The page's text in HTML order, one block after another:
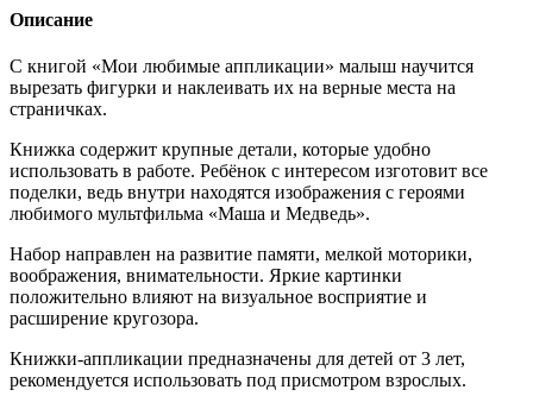
Описание
С книгой «Мои любимые аппликации» малыш научится
вырезать фигурки и наклеивать их на верные места на
страничках.
Книжка содержит крупные детали, которые удобно
использовать в работе. Ребёнок с интересом изготовит все
поделки, ведь внутри находятся изображения с героями
любимого мультфильма «Маша и Медведь».
Набор направлен на развитие памяти, мелкой моторики,
воображения, внимательности. Яркие картинки
положительно влияют на визуальное восприятие и
расширение кругозора.
Книжки-аппликации предназначены для детей от 3 лет,
рекомендуется использовать под присмотром взрослых.